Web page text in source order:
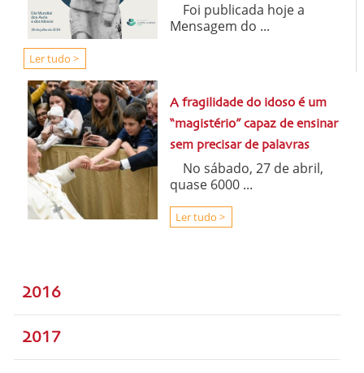
Foi publicada hoje a
Mensagem do ...
Ler tudo >
A fragilidade do idoso é um
“magistério” capaz de ensinar
sem precisar de palavras
No sábado, 27 de abril,
quase 6000 ...
Ler tudo >
2016
2017